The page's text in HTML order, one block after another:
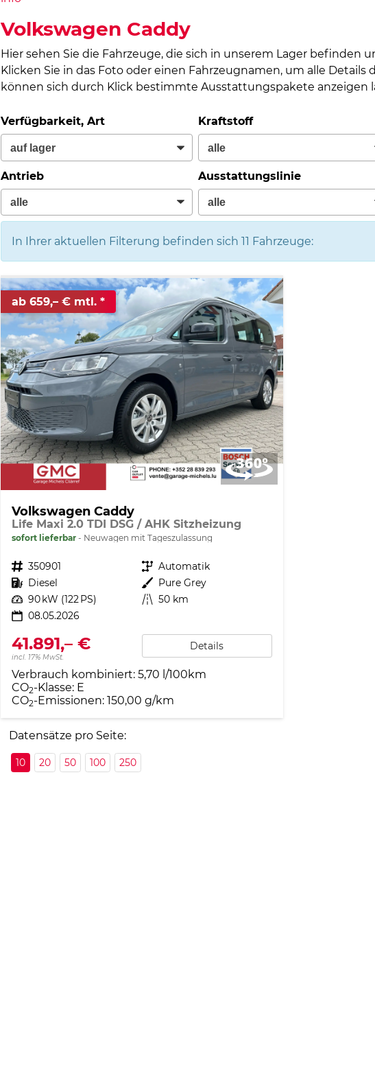
Volkswagen Caddy
Hier sehen Sie die Fahrzeuge, die sich in unserem Lager befinden
Klicken Sie in das Foto oder einen Fahrzeugnamen, um alle Details
können sich durch Klick bestimmte Ausstattungspakete anzeigen
Verfügbarkeit, Art Kraftstoff
Antrieb Ausstattungslinie
In Ihrer aktuellen Filterung befinden sich 11 Fahrzeuge:
ab 659,– € mtl.
Volkswagen Caddy
Life Maxi 2.0 TDI DSG / AHK Sitzheizung
sofort lieferbar Neuwagen mit Tageszulassung
Fahrzeugnr. 350901 Getriebe Automatik
Kraftstoff Diesel Außenfarbe Pure Grey
Leistung 90 kW (122 PS) Kilometerstand 50 km
08.05.2026
41.891,– €
incl. 17% MwSt.
Details
Verbrauch kombiniert: 5,70 l/100km
CO2-Klasse: E
CO2-Emissionen: 150,00 g/km
Datensätze pro Seite:
10 20 50 100 250